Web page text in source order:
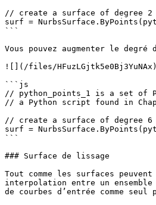
// create a surface of degree 2
surf =
```
Vous pouvez augmenter le
![](/files/HFuzLGjtk5e0Bj3YuNAx)
```js
// python_points_1 is a set of
// a Python script found in
// create a surface of degree 6
surf =
```
### Surface de lissage
Tout comme les surfaces
interpolation entre un
de courbes d’entrée comme seul